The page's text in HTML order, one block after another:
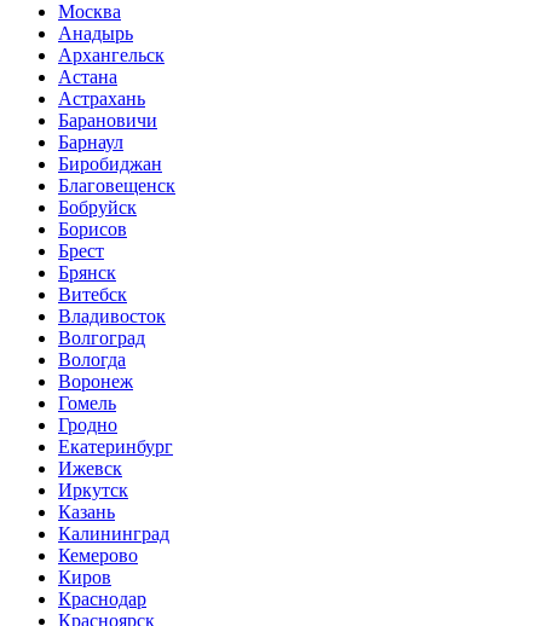
Москва
Анадырь
Архангельск
Астана
Астрахань
Барановичи
Барнаул
Биробиджан
Благовещенск
Бобруйск
Борисов
Брест
Брянск
Витебск
Владивосток
Волгоград
Вологда
Воронеж
Гомель
Гродно
Екатеринбург
Ижевск
Иркутск
Казань
Калининград
Кемерово
Киров
Краснодар
Красноярск